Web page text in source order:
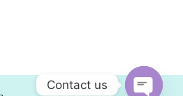
Contact us